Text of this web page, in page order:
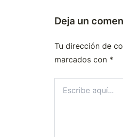
Deja un
Tu dirección de
marcados con *
aquí...